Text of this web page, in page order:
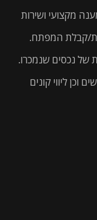
מקצועי ושירות
קבלת המפתח.
של נכסים שנמכרו.
וכן ליווי קונים